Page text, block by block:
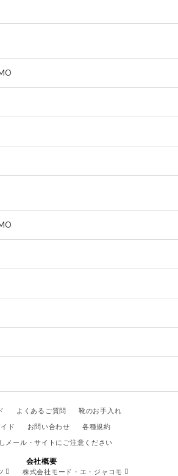
よくあるご質問
靴のお手入れ
ド
お問い合わせ
各種規約
メール・サイトにご注意ください
会社概要
株式会社モード・エ・ジャコモ